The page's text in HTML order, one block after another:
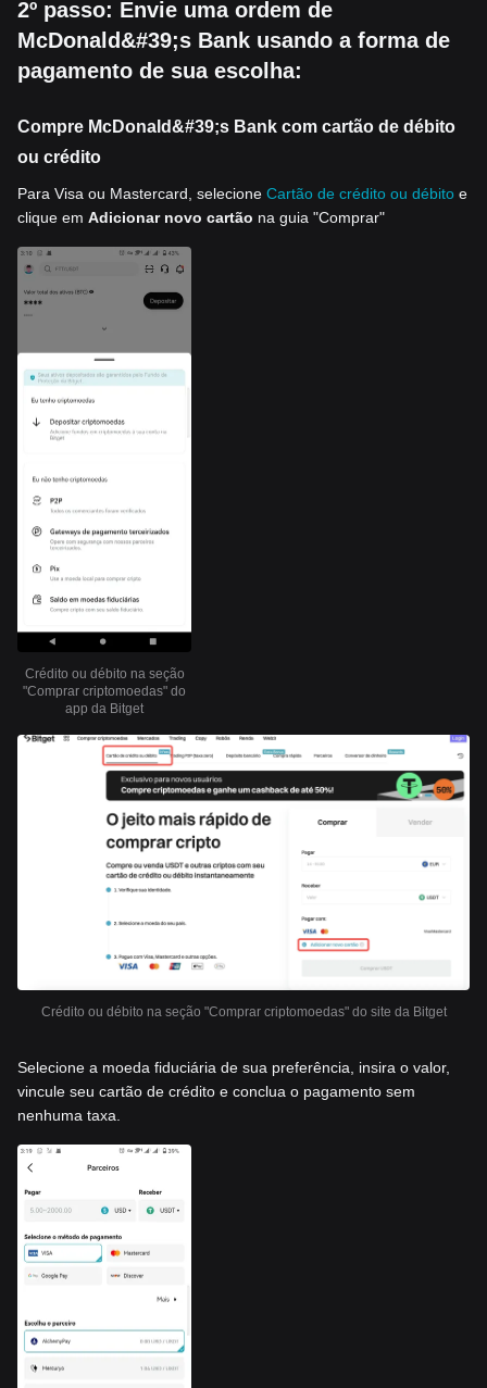
2º passo: Envie uma ordem de
McDonald&#39;s Bank usando a forma de
pagamento de sua escolha:
Compre McDonald&#39;s Bank com cartão de débito
ou crédito
Para Visa ou Mastercard, selecione Cartão de crédito ou débito e
clique em Adicionar novo cartão na guia "Comprar"
Crédito ou débito na seção
"Comprar criptomoedas" do
app da Bitget
Crédito ou débito na seção "Comprar criptomoedas" do site da Bitget
Selecione a moeda fiduciária de sua preferência, insira o valor,
vincule seu cartão de crédito e conclua o pagamento sem
nenhuma taxa.